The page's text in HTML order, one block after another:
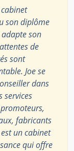
son diplôme
adapte son
de
sont
Joe se
dans
services
fabricants
un cabinet
qui offre